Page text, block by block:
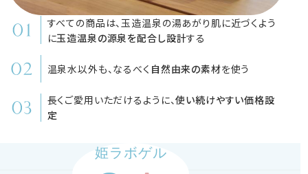
すべての商品は、玉造温泉の湯あがり肌に近づくよう
に玉造温泉の源泉を配合し設計する
温泉水以外も、なるべく 自然由来の素材を使う
長くご愛用いただけるように、使い続けやすい価格設
定
姫ラボゲル